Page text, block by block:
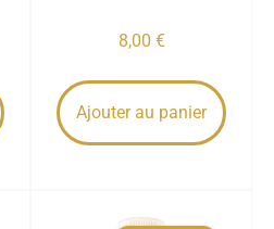
8,00 €
Ajouter au panier